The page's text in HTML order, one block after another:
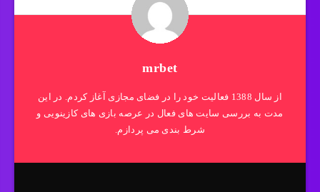
mrbet
از سال 1388 فعالیت خود را در فضای مجازی آغاز کردم. در این
مدت به بررسی سایت های فعال در عرصه بازی های کازینویی و
شرط بندی می پردازم.